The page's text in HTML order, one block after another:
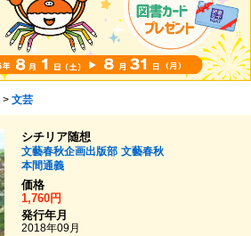
> 文芸
シチリア随想
文藝春秋企画出版部 文藝春秋
本間通義
価格
1,760円
発行年月
2018年09月